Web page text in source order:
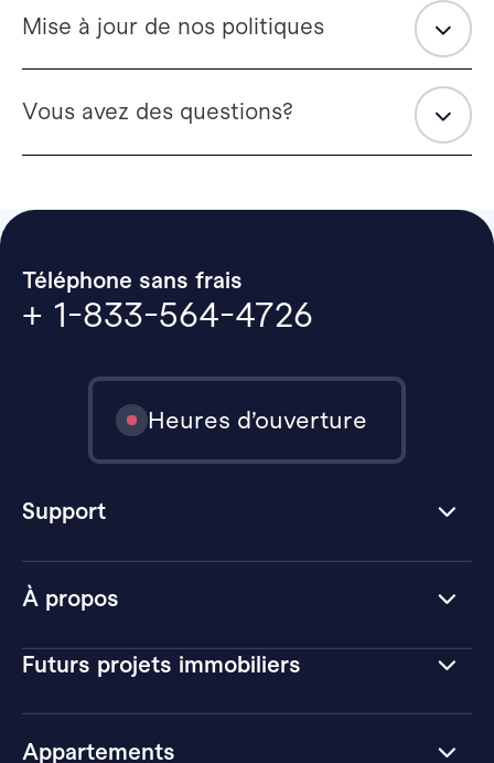
Mise à jour de nos politiques
Vous avez des questions?
À propos
Futurs projets immobiliers
Appartements
Téléphone sans frais
+ 1-833-564-4726
Heures d’ouverture
Support